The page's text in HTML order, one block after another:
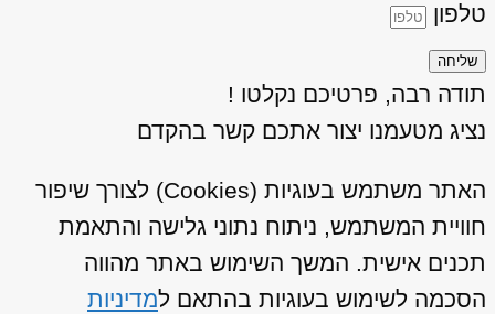
טלפון
שליחה
תודה רבה, פרטיכם נקלטו !
נציג מטעמנו יצור אתכם קשר בהקדם
האתר משתמש בעוגיות (Cookies) לצורך שיפור
חוויית המשתמש, ניתוח נתוני גלישה והתאמת
תכנים אישית. המשך השימוש באתר מהווה
הסכמה לשימוש בעוגיות בהתאם למדיניות